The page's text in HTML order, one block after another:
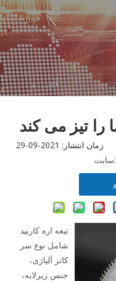
را تیز می کند
نویسنده:ویرایشگر سایت زمان انتشار: 2021-09-29
سایت
تیغه اره کاربید
شامل نوع سر
کاتر آلیاژی،
جنس زیرلایه،